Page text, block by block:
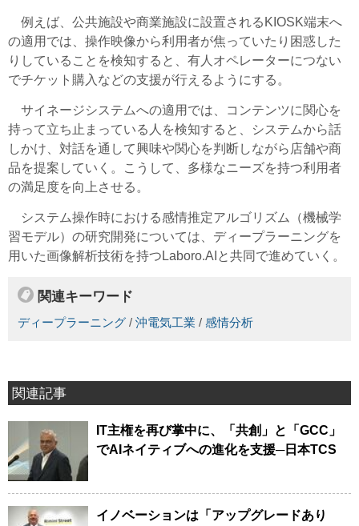
例えば、公共施設や商業施設に設置されるKIOSK端末へ
の適用では、操作映像から利用者が焦っていたり困惑した
りしていることを検知すると、有人オペレーターにつない
でチケット購入などの支援が行えるようにする。
サイネージシステムへの適用では、コンテンツに関心を
持って立ち止まっている人を検知すると、システムから話
しかけ、対話を通して興味や関心を判断しながら店舗や商
品を提案していく。こうして、多様なニーズを持つ利用者
の満足度を向上させる。
システム操作時における感情推定アルゴリズム（機械学
習モデル）の研究開発については、ディープラーニングを
用いた画像解析技術を持つLaboro.AIと共同で進めていく。
関連キーワード
ディープラーニング / 沖電気工業 / 感情分析
関連記事
IT主権を再び掌中に、「共創」と「GCC」
でAIネイティブへの進化を支援─日本TCS
イノベーションは「アップグレードあり